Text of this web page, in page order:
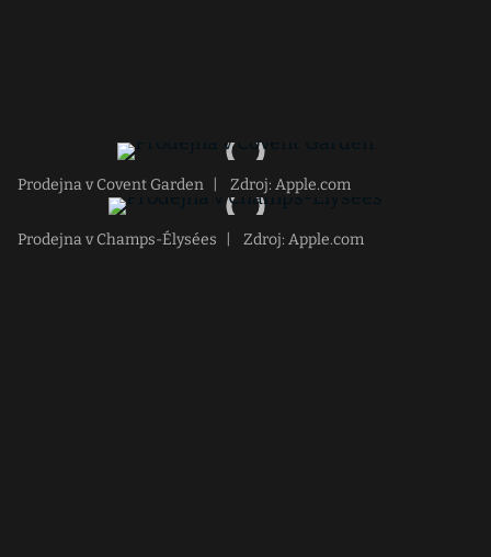
Prodejna v Covent Garden Zdroj: Apple.com
Prodejna v Champs-Élysées Zdroj: Apple.com